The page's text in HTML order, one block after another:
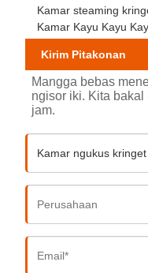
Kamar steaming
Kamar Kayu Kayu
Kirim Pitakonan
Mangga bebas
ngisor iki. Kita
jam.